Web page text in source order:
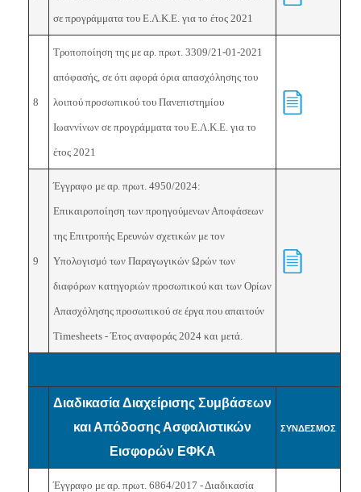
σε προγράμματα του Ε.Λ.Κ.Ε. για το έτος 2021
8
Τροποποίηση της με αρ. πρωτ. 3309/21-01-2021
απόφασής, σε ότι αφορά όρια απασχόλησης του
λοιπού προσωπικού του Πανεπιστημίου
Ιωαννίνων σε προγράμματα του Ε.Λ.Κ.Ε. για το
έτος 2021
9
Έγγραφο με αρ. πρωτ. 4950/2024:
Επικαιροποίηση των προηγούμενων Αποφάσεων
της Επιτροπής Ερευνών σχετικών με τον
Υπολογισμό των Παραγωγικών Ωρών των
διαφόρων κατηγοριών προσωπικού και των Ορίων
Απασχόλησης προσωπικού σε έργα που απαιτούν
Timesheets - Έτος αναφοράς 2024 και μετά.
Διαδικασία Διαχείρισης Συμβάσεων
και Απόδοσης Ασφαλιστικών
Εισφορών ΕΦΚΑ
ΣΥΝΔΕΣΜΟΣ
Έγγραφο με αρ. πρωτ. 6864/2017 - Διαδικασία